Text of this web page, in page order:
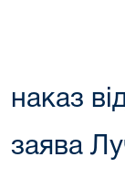
наказ
заява